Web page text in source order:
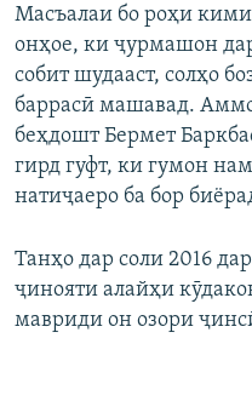
Масъалаи бо роҳи
онҳое, ки ҷурмашон
собит шудааст, солҳо
баррасӣ машавад.
беҳдошт Бермет
гирд гуфт, ки гумон
натиҷаеро ба бор
Танҳо дар соли 2016
ҷинояти алайҳи
мавриди он озори